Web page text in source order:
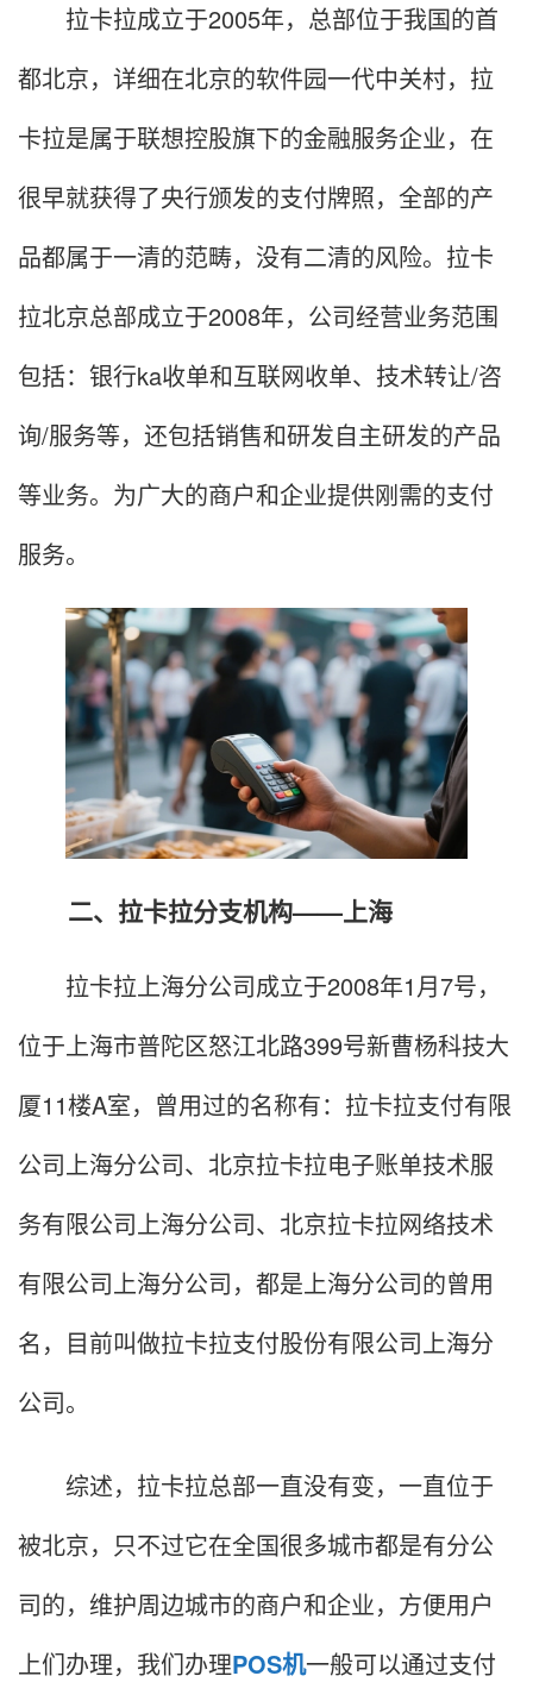
拉卡拉成立于2005年，总部位于我国的首
都北京，详细在北京的软件园一代中关村，拉
卡拉是属于联想控股旗下的金融服务企业，在
很早就获得了央行颁发的支付牌照，全部的产
品都属于一清的范畴，没有二清的风险。拉卡
拉北京总部成立于2008年，公司经营业务范围
包括：银行ka收单和互联网收单、技术转让/咨
询/服务等，还包括销售和研发自主研发的产品
等业务。为广大的商户和企业提供刚需的支付
服务。
二、拉卡拉分支机构——上海
拉卡拉上海分公司成立于2008年1月7号，
位于上海市普陀区怒江北路399号新曹杨科技大
厦11楼A室，曾用过的名称有：拉卡拉支付有限
公司上海分公司、北京拉卡拉电子账单技术服
务有限公司上海分公司、北京拉卡拉网络技术
有限公司上海分公司，都是上海分公司的曾用
名，目前叫做拉卡拉支付股份有限公司上海分
公司。
综述，拉卡拉总部一直没有变，一直位于
被北京，只不过它在全国很多城市都是有分公
司的，维护周边城市的商户和企业，方便用户
上们办理，我们办理POS机一般可以通过支付